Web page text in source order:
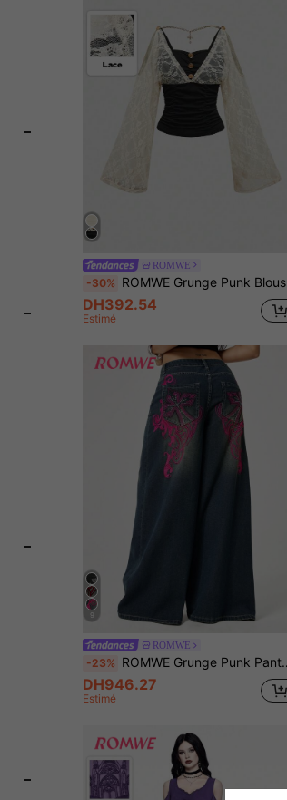
ROMWE
-30% ROMWE Grunge Punk Blouse à épaules dénudées en dentelle avec décoration de pendentif croisé, style Gyaru Harajuku Y2K pour femmes
DH392.54
Estimé
9
ROMWE
-23% ROMWE Grunge Punk Pantalon en jean extra long à jambes droites avec broderie de croix et vignes déchiré effet usé, style punk
DH946.27
Estimé